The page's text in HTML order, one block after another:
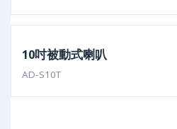
10吋被動式喇叭
AD-S10T